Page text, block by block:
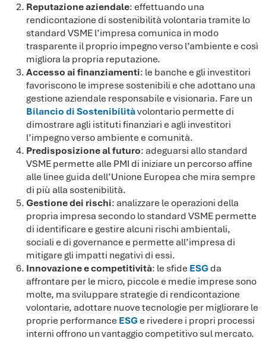
Reputazione aziendale: effettuando una
rendicontazione di sostenibilità volontaria tramite lo
standard VSME l’impresa comunica in modo
trasparente il proprio impegno verso l’ambiente e così
migliora la propria reputazione.
Accesso ai finanziamenti: le banche e gli investitori
favoriscono le imprese sostenibili e che adottano una
gestione aziendale responsabile e visionaria. Fare un
Bilancio di Sostenibilitàvolontario permette di
dimostrare agli istituti finanziari e agli investitori
l’impegno verso ambiente e comunità.
Predisposizione al futuro: adeguarsi allo standard
VSME permette alle PMI di iniziare un percorso affine
alle linee guida dell’Unione Europea che mira sempre
di più alla sostenibilità.
Gestione dei rischi: analizzare le operazioni della
propria impresa secondo lo standard VSME permette
di identificare e gestire alcuni rischi ambientali,
sociali e di governance e permette all’impresa di
mitigare gli impatti negativi di essi.
Innovazione e competitività: le sfide ESGda
affrontare per le micro, piccole e medie imprese sono
molte, ma sviluppare strategie di rendicontazione
volontarie, adottare nuove tecnologie per migliorare le
proprie performance ESGe rivedere i propri processi
interni offrono un vantaggio competitivo sul mercato.